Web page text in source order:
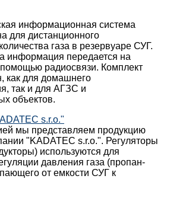
информационная система
для дистанционного
газа в резервуаре СУГ.
информация передается на
помощью радиосвязи. Комплект
как для домашнего
так и для АГЗС и
объектов.
s.r.o."
мы представляем продукцию
"KADATEC s.r.o.". Регуляторы
используются для
давления газа (пропан-
от емкости СУГ к